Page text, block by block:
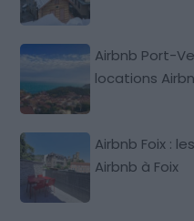
Airbnb Port-
locations
Airbnb Foix :
Airbnb à Foix